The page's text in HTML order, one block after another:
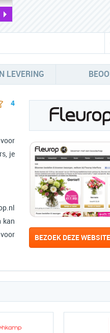
LEVERING
4
je
kan
BEZOEK DEZE WEBSITE